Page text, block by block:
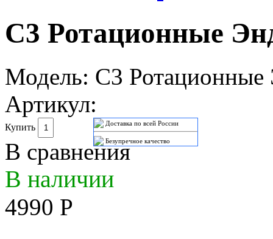
C3 Ротационные
Модель: C3
Артикул:
Доставка по всей России
Безупречное качество
Купить
В сравнения
В наличии
4990 Р